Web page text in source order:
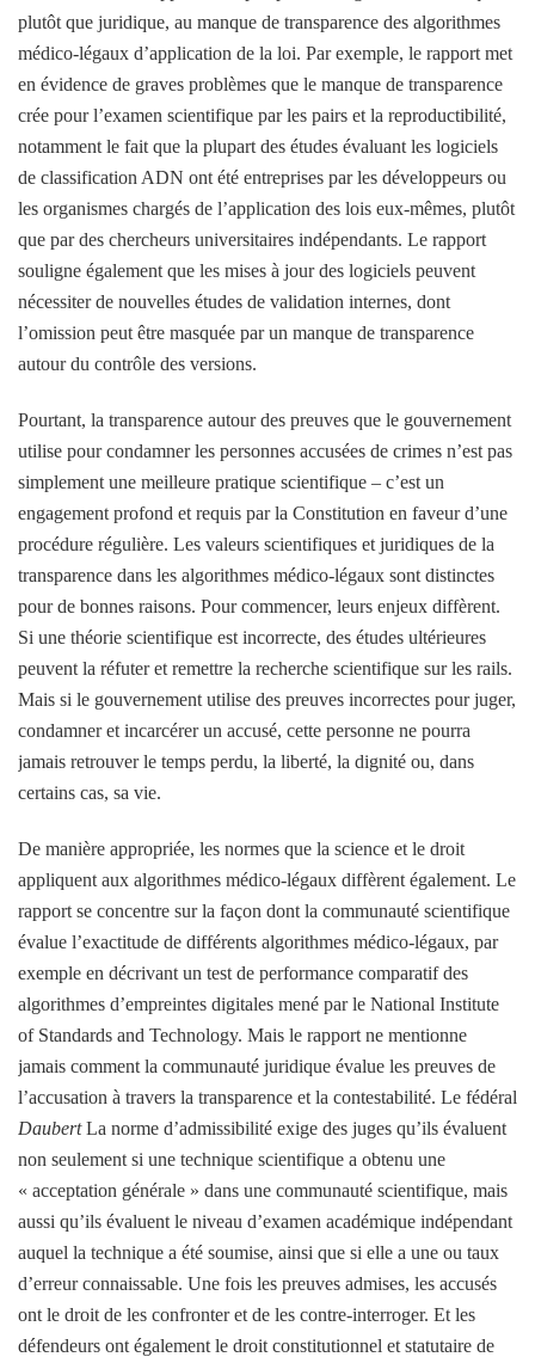
plutôt que juridique, au manque de transparence des algorithmes
médico-légaux d’application de la loi. Par exemple, le rapport met
en évidence de graves problèmes que le manque de transparence
crée pour l’examen scientifique par les pairs et la reproductibilité,
notamment le fait que la plupart des études évaluant les logiciels
de classification ADN ont été entreprises par les développeurs ou
les organismes chargés de l’application des lois eux-mêmes, plutôt
que par des chercheurs universitaires indépendants. Le rapport
souligne également que les mises à jour des logiciels peuvent
nécessiter de nouvelles études de validation internes, dont
l’omission peut être masquée par un manque de transparence
autour du contrôle des versions.
Pourtant, la transparence autour des preuves que le gouvernement
utilise pour condamner les personnes accusées de crimes n’est pas
simplement une meilleure pratique scientifique – c’est un
engagement profond et requis par la Constitution en faveur d’une
procédure régulière. Les valeurs scientifiques et juridiques de la
transparence dans les algorithmes médico-légaux sont distinctes
pour de bonnes raisons. Pour commencer, leurs enjeux diffèrent.
Si une théorie scientifique est incorrecte, des études ultérieures
peuvent la réfuter et remettre la recherche scientifique sur les rails.
Mais si le gouvernement utilise des preuves incorrectes pour juger,
condamner et incarcérer un accusé, cette personne ne pourra
jamais retrouver le temps perdu, la liberté, la dignité ou, dans
certains cas, sa vie.
De manière appropriée, les normes que la science et le droit
appliquent aux algorithmes médico-légaux diffèrent également. Le
rapport se concentre sur la façon dont la communauté scientifique
évalue l’exactitude de différents algorithmes médico-légaux, par
exemple en décrivant un test de performance comparatif des
algorithmes d’empreintes digitales mené par le National Institute
of Standards and Technology. Mais le rapport ne mentionne
jamais comment la communauté juridique évalue les preuves de
l’accusation à travers la transparence et la contestabilité. Le fédéral
DaubertLa norme d’admissibilité exige des juges qu’ils évaluent
non seulement si une technique scientifique a obtenu une
« acceptation générale » dans une communauté scientifique, mais
aussi qu’ils évaluent le niveau d’examen académique indépendant
auquel la technique a été soumise, ainsi que si elle a une ou taux
d’erreur connaissable. Une fois les preuves admises, les accusés
ont le droit de les confronter et de les contre-interroger. Et les
défendeurs ont également le droit constitutionnel et statutaire de